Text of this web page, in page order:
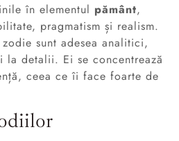
în elementul pământ,
pragmatism și realism.
sunt adesea analitici,
detalii. Ei se concentrează
ceea ce îi face foarte de